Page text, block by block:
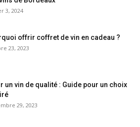
3, 2024
offrir coffret de vin en cadeau ?
23, 2023
un vin de qualité : Guide pour un choix
29, 2023